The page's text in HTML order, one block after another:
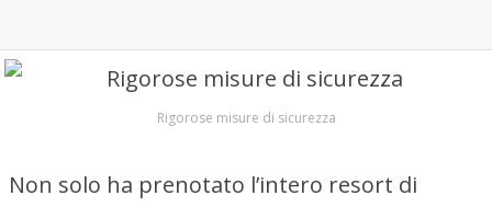
Rigorose misure di sicurezza
Non solo ha prenotato l’intero resort di